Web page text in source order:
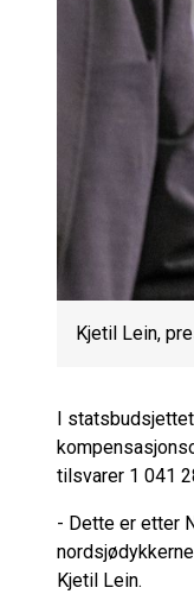
Kjetil Lein,
I
tilsvarer 1 041
- Dette er etter
Kjetil Lein.